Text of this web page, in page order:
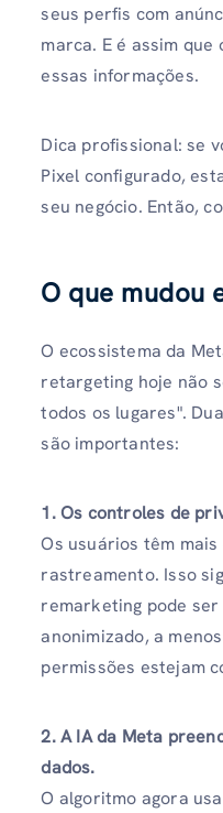
seus perfis com
marca. E é assim que
essas informações.
Dica profissional: se
Pixel configurado,
seu negócio. Então,
O que mudou
O ecossistema da
retargeting hoje não
todos os lugares".
são importantes:
1. Os controles de
Os usuários têm
rastreamento. Isso
remarketing pode
anonimizado, a
permissões estejam
2. A IA da Meta
dados.
O algoritmo agora